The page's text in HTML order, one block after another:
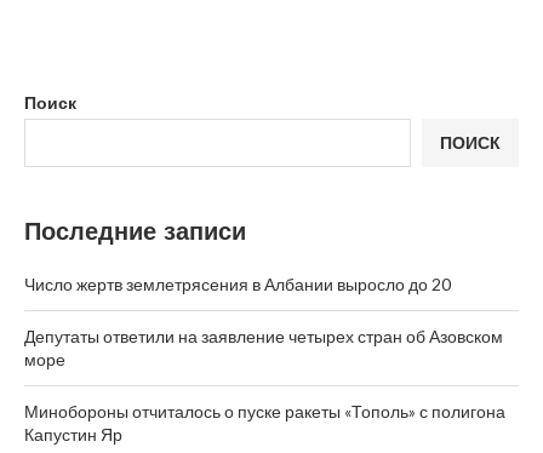
Поиск
ПОИСК
Последние записи
Число жертв землетрясения в Албании выросло до 20
Депутаты ответили на заявление четырех стран об Азовском
море
Минобороны отчиталось о пуске ракеты «Тополь» с полигона
Капустин Яр